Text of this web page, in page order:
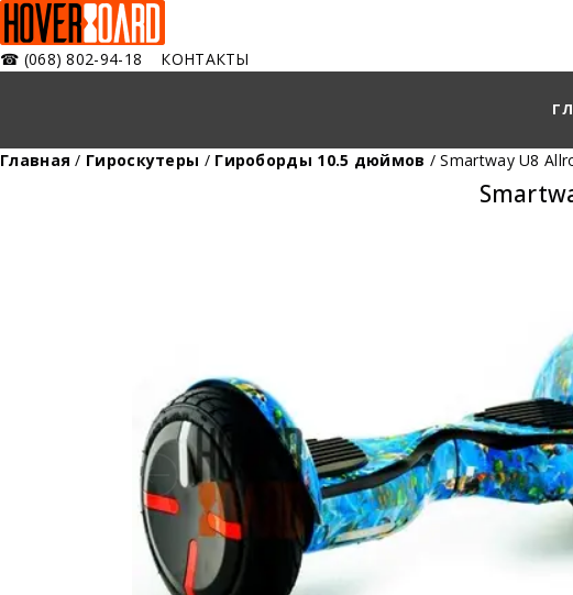
☎ (068) 802-94-18 КОНТАКТЫ
Главная/ Гироскутеры / Гироборды 10.5 дюймов / Smartway U8